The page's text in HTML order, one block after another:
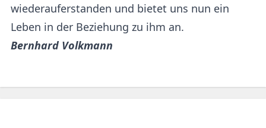
wiederauferstanden und bietet uns nun ein
Leben in der Beziehung zu ihm an.
Bernhard Volkmann